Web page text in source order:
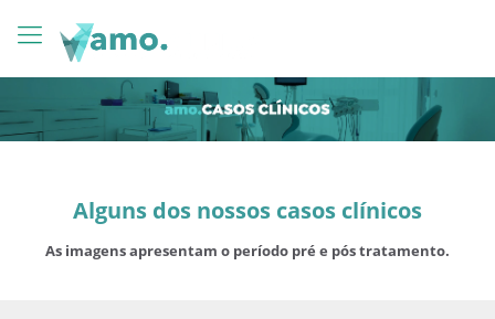
Alguns dos nossos casos clínicos
As imagens apresentam o período pré e pós tratamento.